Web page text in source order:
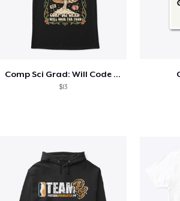
Comp Sci Grad: Will Code For Food
$13